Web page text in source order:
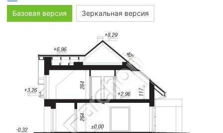
Базовая версия Зеркальная версия